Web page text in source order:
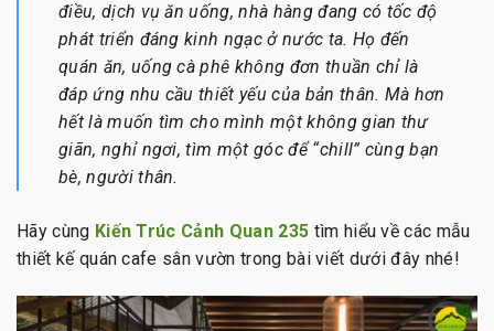
điều, dịch vụ ăn uống, nhà hàng đang có tốc độ
phát triển đáng kinh ngạc ở nước ta. Họ đến
quán ăn, uống cà phê không đơn thuần chỉ là
đáp ứng nhu cầu thiết yếu của bản thân. Mà hơn
hết là muốn tìm cho mình một không gian thư
giãn, nghỉ ngơi, tìm một góc để “chill” cùng bạn
bè, người thân.
Hãy cùng Kiến Trúc Cảnh Quan 235 tìm hiểu về các mẫu
thiết kế quán cafe sân vườn trong bài viết dưới đây nhé!